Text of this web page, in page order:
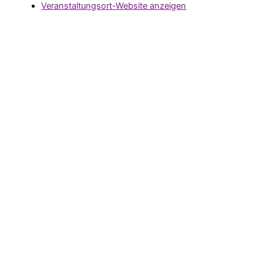
Veranstaltungsort-Website anzeigen